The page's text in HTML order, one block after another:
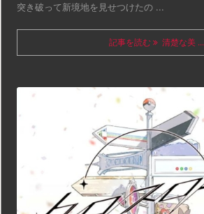
突き破って新境地を見せつけたの ...
記事を読む 清楚な美 ...